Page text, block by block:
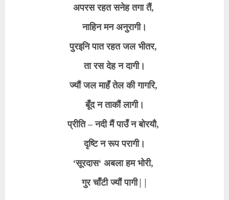
अपरस रहत सनेह तगा तैं,
नाहिन मन अनुरागी।
पुरइनि पात रहत जल भीतर,
ता रस देह न दागी।
ज्यौं जल माहँ तेल की गागरि,
बूँद न ताकौं लागी।
प्रीति – नदी मैं पाउँ न बोरयौ,
दृष्टि न रूप परागी।
‘सूरदास‘ अबला हम भोरी,
गुर चाँटी ज्यौं पागी||